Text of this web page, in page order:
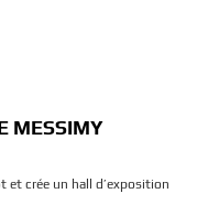
MESSIMY
et crée un hall d’exposition